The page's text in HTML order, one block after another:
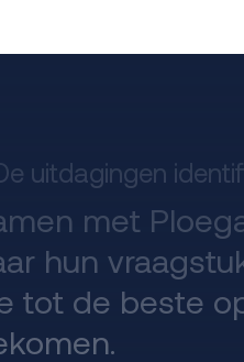
uitdagingen
met
hun
tot de beste